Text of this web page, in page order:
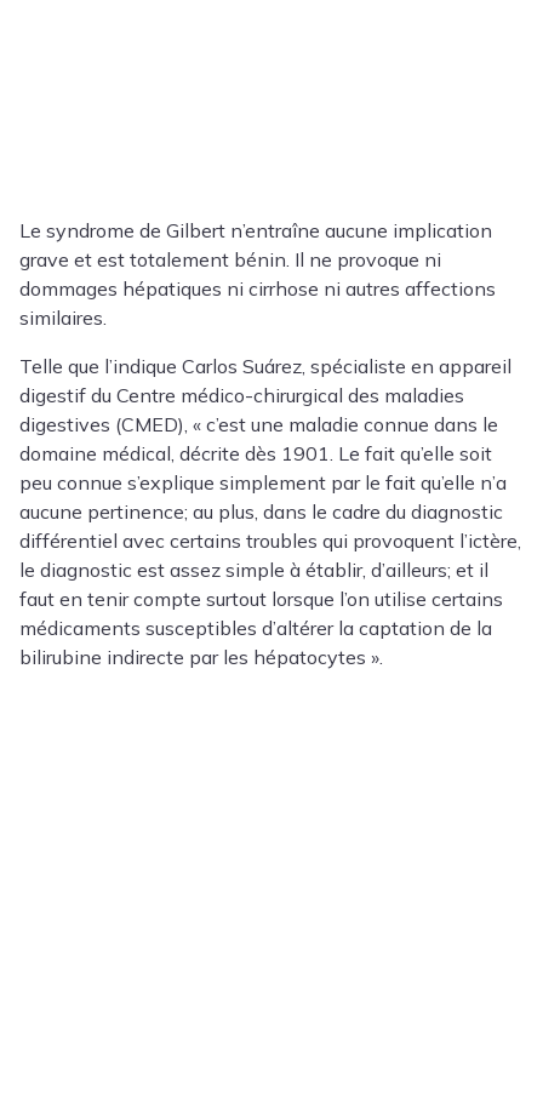
Le syndrome de Gilbert n’entraîne aucune implication
grave et est totalement bénin. Il ne provoque ni
dommages hépatiques ni cirrhose ni autres affections
similaires.
Telle que l’indique Carlos Suárez, spécialiste en appareil
digestif du Centre médico-chirurgical des maladies
digestives (CMED), « c’est une maladie connue dans le
domaine médical, décrite dès 1901. Le fait qu’elle soit
peu connue s’explique simplement par le fait qu’elle n’a
aucune pertinence; au plus, dans le cadre du diagnostic
différentiel avec certains troubles qui provoquent l’ictère,
le diagnostic est assez simple à établir, d’ailleurs; et il
faut en tenir compte surtout lorsque l’on utilise certains
médicaments susceptibles d’altérer la captation de la
bilirubine indirecte par les hépatocytes ».